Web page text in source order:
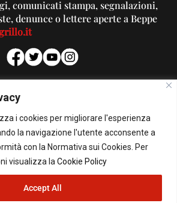
i cookies per migliorare l'esperienza
la navigazione l'utente acconsente a
con la Normativa sui Cookies. Per
visualizza la Cookie Policy
Accept All
comunicati stampa, segnalazioni,
denunce o lettere aperte a Beppe
PUBBLICITA'
Per la tua pubblicità su questo Blog:
pubblicita@beppegrillo.it
di Beppe Grillo. All Rights Reserved - Powered by